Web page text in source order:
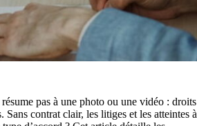
pas à une photo ou une vidéo : droits
contrat clair, les litiges et les atteintes à